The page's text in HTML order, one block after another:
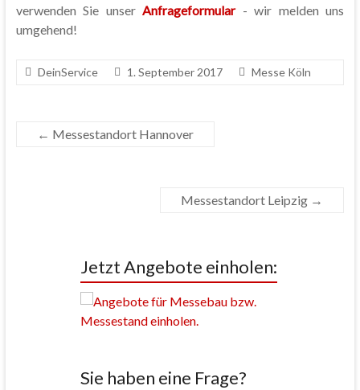
verwenden Sie unserAnfrageformular- wir melden uns
umgehend!
DeinService 1. September 2017 Messe Köln
← Messestandort Hannover
Messestandort Leipzig →
Jetzt Angebote einholen:
Sie haben eine Frage?